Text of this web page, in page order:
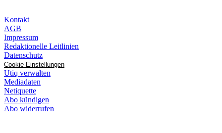
Kontakt
AGB
Impressum
Redaktionelle Leitlinien
Datenschutz
Cookie-Einstellungen
Utiq verwalten
Mediadaten
Netiquette
Abo kündigen
Abo widerrufen